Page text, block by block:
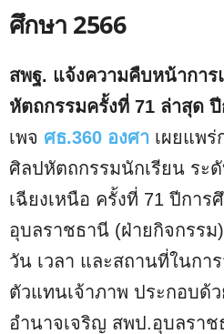
ศึกษา 2566
สพฐ. แจ้งความคืบหน้ากา
หัตถกรรมครั้งที่ 71 ล่าสุด ปี
เพจ ศธ.360 องศา เผยแพร่
ศิลปหัตถกรรมนักเรียน ระ
เฉียงเหนือ ครั้งที่ 71 ปีกา
อุบลราชธานี (ฝ่ายกิจกรร
วัน เวลา และสถานที่ในกา
ตัวแทนเจ้าภาพ ประกอบด้
อำนาจเจริญ สพป.อุบลรา